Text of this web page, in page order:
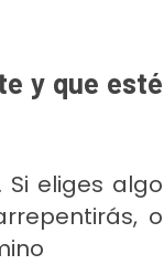
y que esté
eliges algo
o